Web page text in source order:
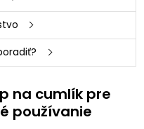
na cumlík pre
používanie